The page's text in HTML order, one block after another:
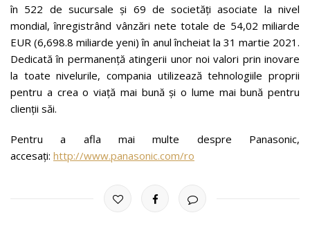
în 522 de sucursale și 69 de societăți asociate la nivel
mondial, înregistrând vânzări nete totale de 54,02 miliarde
EUR (6,698.8 miliarde yeni) în anul încheiat la 31 martie 2021.
Dedicată în permanență atingerii unor noi valori prin inovare
la toate nivelurile, compania utilizează tehnologiile proprii
pentru a crea o viață mai bună și o lume mai bună pentru
clienții săi.
Pentru a afla mai multe despre Panasonic,
accesați: http://www.panasonic.com/ro